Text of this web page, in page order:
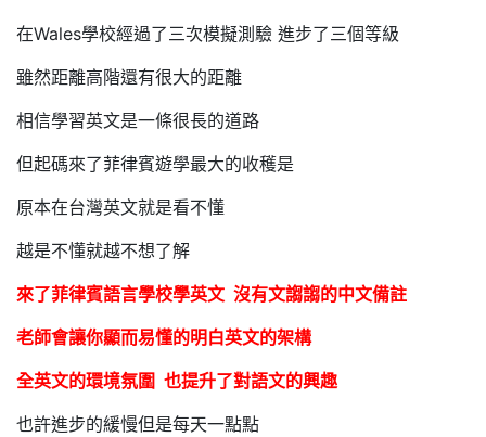
在Wales學校經過了三次模擬測驗 進步了三個等級
雖然距離高階還有很大的距離
相信學習英文是一條很長的道路
但起碼來了菲律賓遊學最大的收穫是
原本在台灣英文就是看不懂
越是不懂就越不想了解
來了菲律賓語言學校學英文 沒有文謅謅的中文備註
老師會讓你顯而易懂的明白英文的架構
全英文的環境氛圍 也提升了對語文的興趣
也許進步的緩慢但是每天一點點